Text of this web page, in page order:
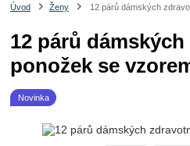
Úvod Ženy 12 párů dámských
12 párů
ponožek se
Novinka